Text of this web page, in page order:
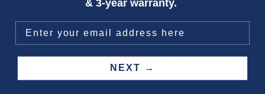
reguliere spijkerstof shorts. De maat valt goed, kleiner
bestellen is niet goed.
& 3-year warranty.
NEXT →